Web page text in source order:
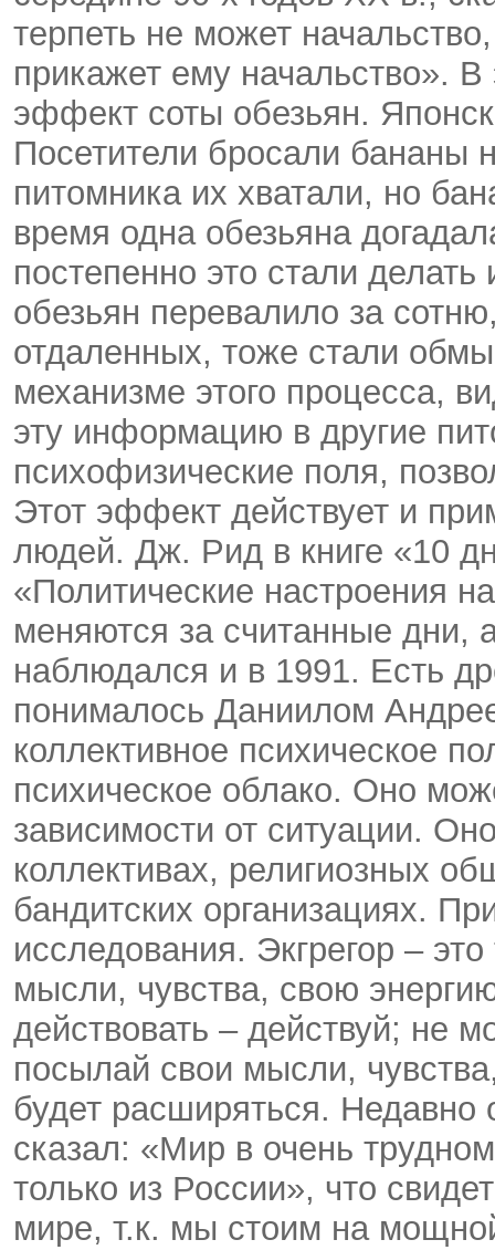
терпеть не может
прикажет ему начальство».
эффект соты обезьян.
Посетители бросали бананы
питомника их хватали, но
время одна обезьяна
постепенно это стали
обезьян перевалило за
отдаленных, тоже стали
механизме этого процесса,
эту информацию в другие
психофизические поля,
Этот эффект действует и
людей. Дж. Рид в книге «10
«Политические настроения
меняются за считанные
наблюдался и в 1991. Есть
понималось Даниилом
коллективное психическое
психическое облако. Оно
зависимости от ситуации.
коллективах, религиозных
бандитских организациях.
исследования. Экгрегор –
мысли, чувства, свою
действовать – действуй; не
посылай свои мысли,
будет расширяться.
сказал: «Мир в очень
только из России», что
мире, т.к. мы стоим на